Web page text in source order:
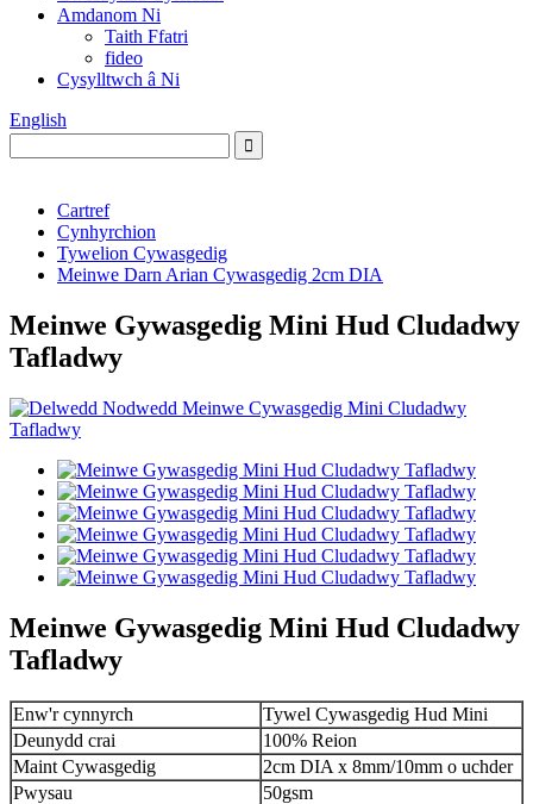
Amdanom Ni
Taith Ffatri
fideo
Cysylltwch â Ni
English
Cartref
Cynhyrchion
Tywelion Cywasgedig
Meinwe Darn Arian Cywasgedig 2cm DIA
Meinwe Gywasgedig Mini Hud Cludadwy
Tafladwy
Meinwe Gywasgedig Mini Hud Cludadwy
Tafladwy
Enw'r cynnyrch
Tywel Cywasgedig Hud Mini
Deunydd crai
100% Reion
Maint Cywasgedig
2cm DIA x 8mm/10mm o uchder
Pwysau
50gsm